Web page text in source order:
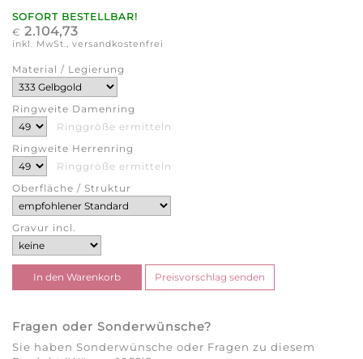
SOFORT BESTELLBAR!
€ 2.104,73
inkl. MwSt., versandkostenfrei
Material / Legierung
Ringweite Damenring
Ringgröße ermitteln
Ringweite Herrenring
Ringgröße ermitteln
Oberfläche / Struktur
Gravur incl.
Fragen oder Sonderwünsche?
Sie haben Sonderwünsche oder Fragen zu diesem